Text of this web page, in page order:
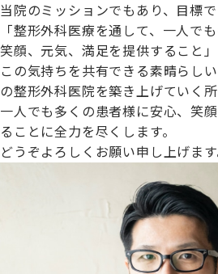
当院のミッションでもあり、目標で
「整形外科医療を通して、一人で
笑顔、元気、満足を提供すること」
この気持ちを共有できる素晴らし
の整形外科医院を築き上げていく所
一人でも多くの患者様に安心、笑
ることに全力を尽くします。
どうぞよろしくお願い申し上げます